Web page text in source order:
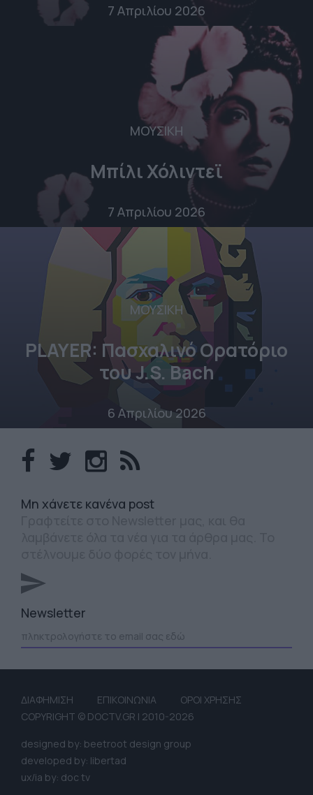
7 Απριλίου 2026
ΜΟΥΣΙΚΗ
Μπίλι Χόλιντεϊ
7 Απριλίου 2026
ΜΟΥΣΙΚΗ
PLAYER: Πασχαλινό Ορατόριο
του J.S. Bach
6 Απριλίου 2026
Mη χάνετε κανένα post
Newsletter
ΔΙΑΦΗΜΙΣΗ ΕΠΙΚΟΙΝΩΝΙΑ
ΟΡΟΙ ΧΡΗΣΗΣ
COPYRIGHT © DOCTV.GR | 2010-2026
designed by: beetroot design group
developed by: libertad
ux/ia by: doc tv